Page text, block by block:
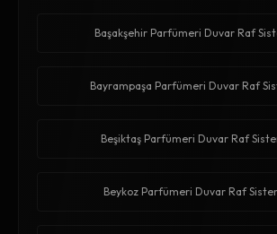
Başakşehir Parfümeri Duvar Raf
Bayrampaşa Parfümeri Duvar Raf
Beşiktaş Parfümeri Duvar Raf
Beykoz Parfümeri Duvar Raf